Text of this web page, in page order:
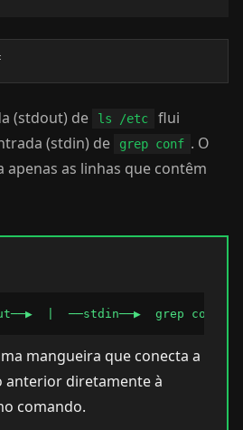
(stdout) de ls /etc
flui
(stdin) de
grep conf . O
apenas as linhas que contêm
|  ──stdin──▶  grep conf
mangueira que conecta a
anterior diretamente à
comando.